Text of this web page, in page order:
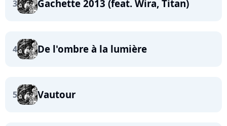
3 Gachette 2013 (feat. Wira, Titan)
4 De l'ombre à la lumière
5 Vautour